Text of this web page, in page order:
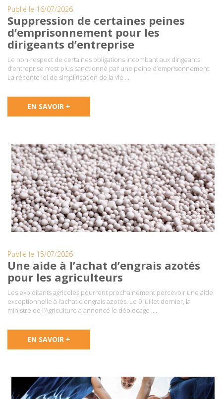
Publié le 16/07/2026
Suppression de certaines peines
d’emprisonnement pour les
dirigeants d’entreprise
Le non-respect de certaines obligations incombant aux dirigeants
d’entreprise n’est plus sanctionné par une peine d’emprisonnement.
La récente loi de simplification de la vie ….
EN SAVOIR +
Publié le 15/07/2026
Une aide à l’achat d’engrais azotés
pour les agriculteurs
Les exploitants agricoles pourront prochainement percevoir une aide
exceptionnelle à l’achat d’engrais azotés. Le 9 juillet dernier, la
ministre de l’Agriculture a annoncé le déblocage ….
EN SAVOIR +